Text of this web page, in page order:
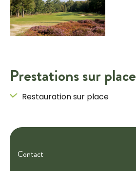
Prestations sur place
Restauration sur place
Contact